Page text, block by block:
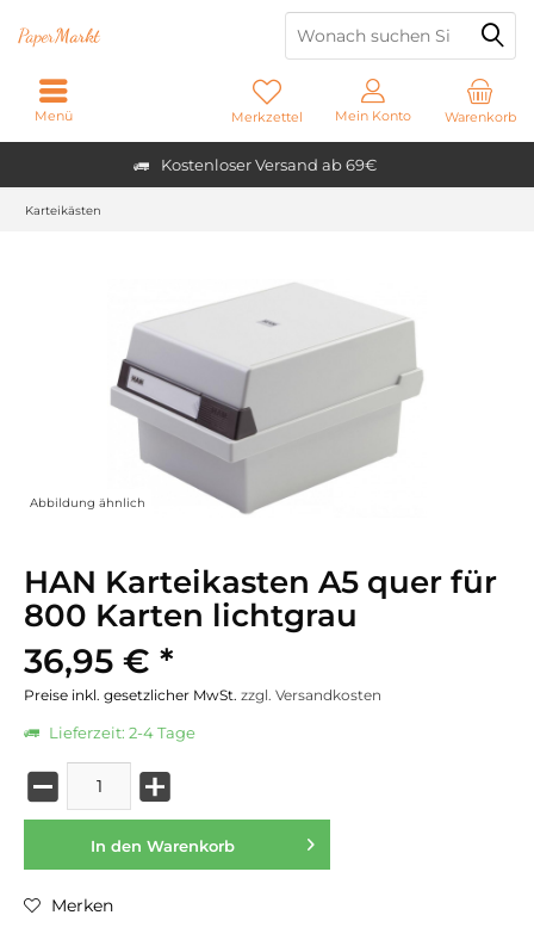
Kostenloser Versand ab 69€
PaperMarkt
Warenkorb
Merkzettel Mein Konto
Menü
Karteikästen
Abbildung ähnlich
HAN Karteikasten A5 quer für
800 Karten lichtgrau
36,95 € *
Preise inkl. gesetzlicher MwSt. zzgl. Versandkosten
Lieferzeit: 2-4 Tage
In den Warenkorb
Merken